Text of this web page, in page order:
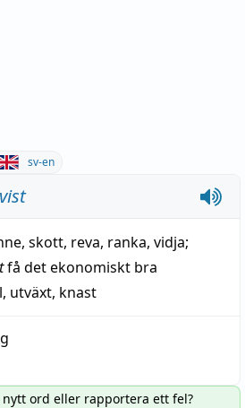
sv-en
, skott, reva, ranka, vidja;
få detekonomiskt bra
, utväxt, knast
ord eller rapportera ett fel?